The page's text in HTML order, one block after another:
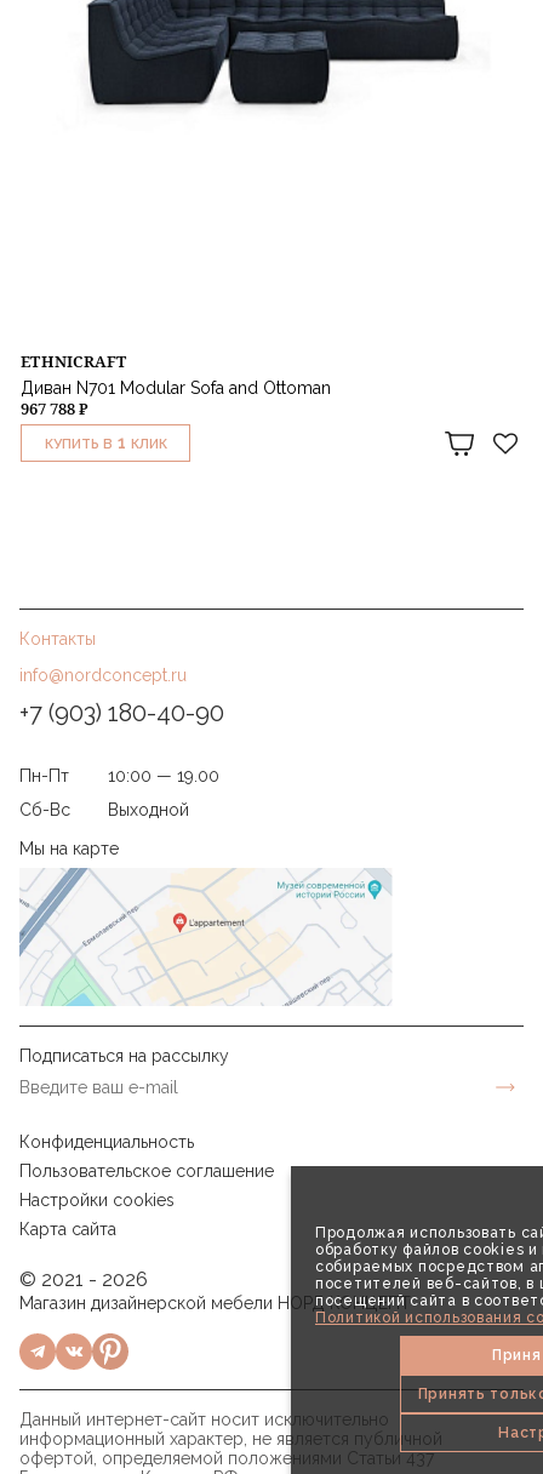
Продолжая использовать
обработку файлов cookies и
собираемых посредством
посетителей веб-сайтов, в
посещений сайта в
Политикой использования
Принять
ETHNICRAFT
Диван N701 Modular Sofa and Ottoman
967 788 ₽
КУПИТЬ В 1 КЛИК
Контакты
info@nordconcept.ru
+7 (903) 180-40-90
Пн-Пт
10:00 — 19.00
Сб-Вс
Выходной
Мы на карте
Подписаться на рассылку
Конфиденциальность
Пользовательское соглашение
Настройки cookies
Карта сайта
© 2021 - 2026
Магазин дизайнерской мебели НОРД КОНЦЕПТ
Данный интернет-сайт носит исключительно
информационный характер, не является публичной
офертой, определяемой положениями Статьи 437